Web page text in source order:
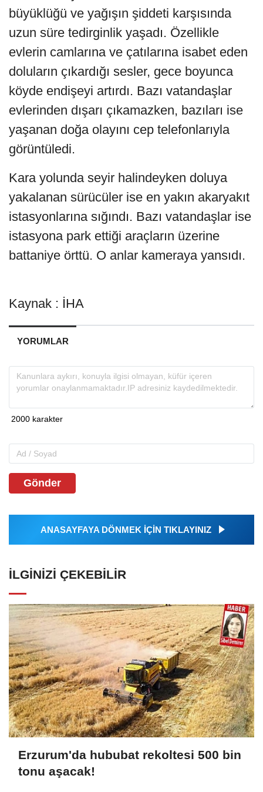
büyüklüğü ve yağışın şiddeti karşısında
uzun süre tedirginlik yaşadı. Özellikle
evlerin camlarına ve çatılarına isabet eden
doluların çıkardığı sesler, gece boyunca
köyde endişeyi artırdı. Bazı vatandaşlar
evlerinden dışarı çıkamazken, bazıları ise
yaşanan doğa olayını cep telefonlarıyla
görüntüledi.
Kara yolunda seyir halindeyken doluya
yakalanan sürücüler ise en yakın akaryakıt
istasyonlarına sığındı. Bazı vatandaşlar ise
istasyona park ettiği araçların üzerine
battaniye örttü. O anlar kameraya yansıdı.
Kaynak : İHA
YORUMLAR
Gönder
ANASAYFAYA DÖNMEK İÇİN TIKLAYINIZ
İLGINIZI ÇEKEBILIR
Erzurum'da hububat rekoltesi 500 bin
tonu aşacak!